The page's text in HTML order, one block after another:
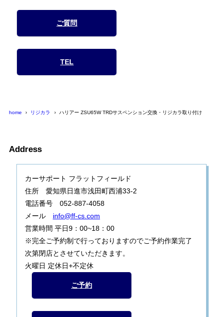
ご質問
TEL
home リジカラ ハリアー ZSU65W TRDサスペンション交換・リジカラ取り付け
Address
カーサポート フラットフィールド
住所 愛知県日進市浅田町西浦33-2
電話番号 052-887-4058
メール info@ff-cs.com
営業時間 平日9：00~18：00
※完全ご予約制で行っておりますのでご予約作業完了
次第閉店とさせていただきます。
火曜日 定休日+不定休
ご予約